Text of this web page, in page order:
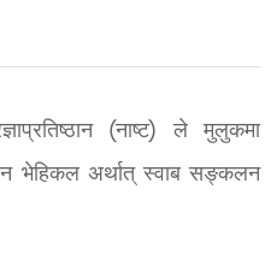
(नाष्ट) ले मुलुकमा
भेहिकल अर्थात् स्वाब सङ्कलन